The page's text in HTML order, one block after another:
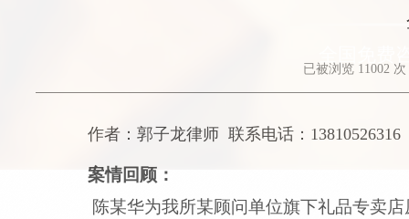
已被浏览11002 次
作者：郭子龙律师 联系电话： 13810526316
案情回顾：
陈某华为我所某顾问单位旗下礼品专卖